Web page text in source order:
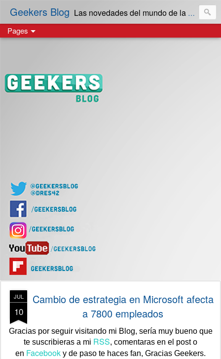
Geekers Blog Las novedades del mundo de la Tecnología y cultura Geek! en Español | Creado en El Salvador
Pages
JUL
10
Cambio de estrategia en Microsoft afecta
a 7800 empleados
Gracias por seguir visitando mi Blog, sería muy bueno que
te suscribieras a mi RSS, comentaras en el post o
en Facebook y de paso te haces fan, Gracias Geekers.